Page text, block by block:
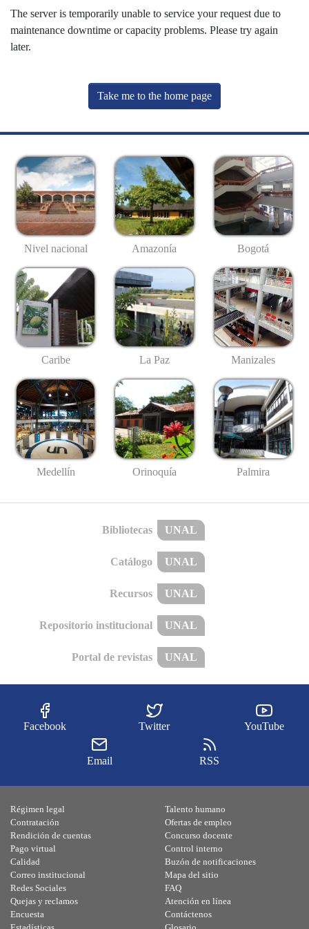
The server is temporarily unable to service your request due to
maintenance downtime or capacity problems. Please try again
later.
Take me to the home page
Nivel nacional Amazonía Bogotá
Caribe La Paz Manizales
Medellín Orinoquía Palmira
Bibliotecas UNAL
Catálogo UNAL
Recursos UNAL
Repositorio institucional UNAL
Portal de revistas UNAL
Facebook Twitter YouTube
Email RSS
Régimen legal
Contratación
Rendición de cuentas
Pago virtual
Calidad
Talento humano
Ofertas de empleo
Concurso docente
Control interno
Buzón de notificaciones
Correo institucional
Redes Sociales
Quejas y reclamos
Encuesta
Mapa del sitio
FAQ
Atención en línea
Contáctenos